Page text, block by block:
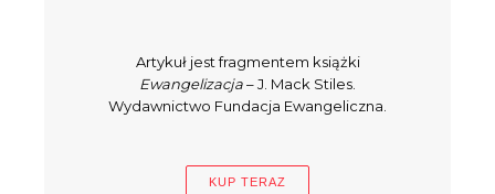
Artykuł jest fragmentem książki
Ewangelizacja– J. Mack Stiles.
Wydawnictwo Fundacja Ewangeliczna.
KUP TERAZ